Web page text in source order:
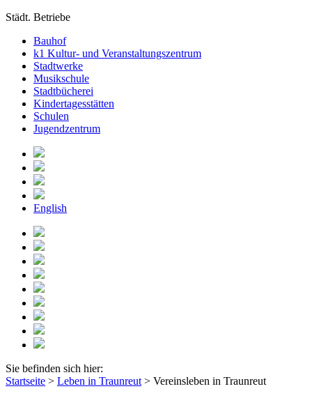
Städt. Betriebe
Bauhof
k1 Kultur- und Veranstaltungszentrum
Stadtwerke
Musikschule
Stadtbücherei
Kindertagesstätten
Schulen
Jugendzentrum
English
Sie befinden sich hier:
Startseite > Leben in Traunreut > Vereinsleben in Traunreut